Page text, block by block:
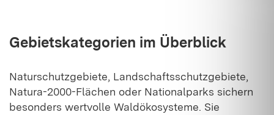
Gebietskategorien im Überblick
Naturschutzgebiete, Landschaftsschutzgebiete,
Natura-2000-Flächen oder Nationalparks sichern
besonders wertvolle Waldökosysteme. Sie